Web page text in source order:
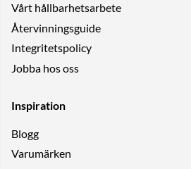
Vårt hållbarhetsarbete
Återvinningsguide
Integritetspolicy
Jobba hos oss
Inspiration
Blogg
Varumärken